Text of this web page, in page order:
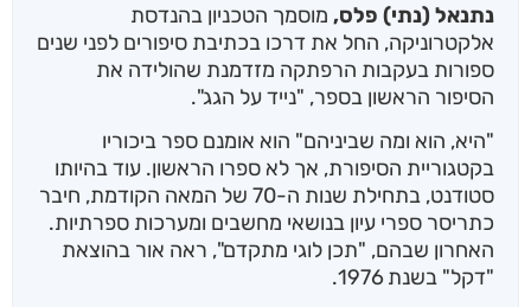
נתנאל (נתי) פלס, מוסמך הטכניון בהנדסת
אלקטרוניקה, החל את דרכו בכתיבת סיפורים לפני שנים
ספורות בעקבות הרפתקה מזדמנת שהולידה את
הסיפור הראשון בספר, "נייד על הגג".
"היא, הוא ומה שביניהם" הוא אומנם ספר ביכוריו
בקטגוריית הסיפורת, אך לא ספרו הראשון. עוד בהיותו
סטודנט, בתחילת שנות ה-70 של המאה הקודמת, חיבר
כתריסר ספרי עיון בנושאי מחשבים ומערכות ספרתיות.
האחרון שבהם, "תכן לוגי מתקדם", ראה אור בהוצאת
"דקל" בשנת 1976.